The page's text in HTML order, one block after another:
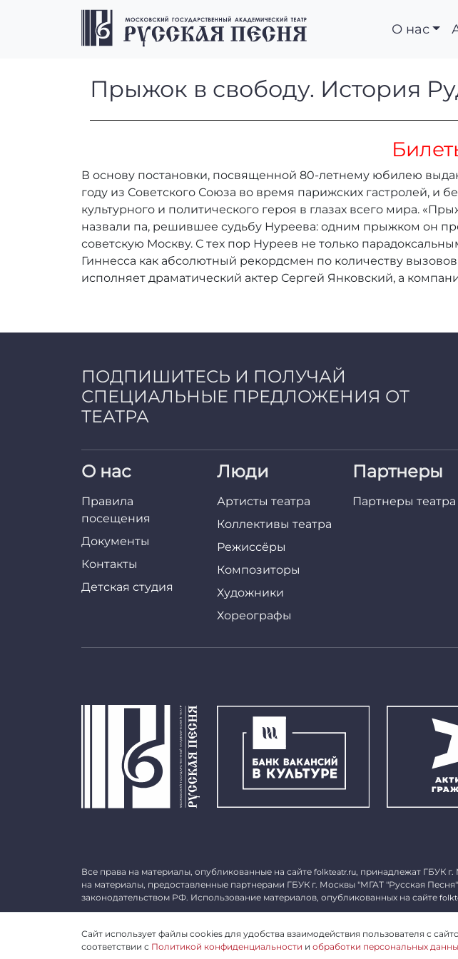
Перейти к содержимому
Перейти к футеру
О нас
Прыжок в свободу.
Прыжок в свободу. История
В основу постановки, посвященной 80-летнему юбилею
году из Советского Союза во время парижских гастролей, и
культурного и политического героя в глазах всего мира.
назвали па, решившее судьбу Нуреева: одним прыжком он
советскую Москву. С тех пор Нуреев не только
Гиннесса как абсолютный рекордсмен по количеству
исполняет драматический актер Сергей Янковский, а
ПОДПИШИТЕСЬ И ПОЛУЧАЙ
СПЕЦИАЛЬНЫЕ ПРЕДЛОЖЕНИЯ ОТ
ТЕАТРА
О нас
Правила
посещения
Документы
Контакты
Детская студия
Люди
Артисты театра
Коллективы театра
Режиссёры
Композиторы
Художники
Хореографы
Партнеры
Партнеры театра
Все права на материалы, опубликованные на сайте folkteatr.ru, принадлежат ГБУК г.
на материалы, предоставленные партнерами ГБУК г. Москвы "МГАТ "Русская
законодательством РФ. Использование материалов, опубликованных на сайте
Сайт использует файлы cookies для удобства взаимодействия пользователя с
соответствии с Политикой конфиденциальности и обработки персональных